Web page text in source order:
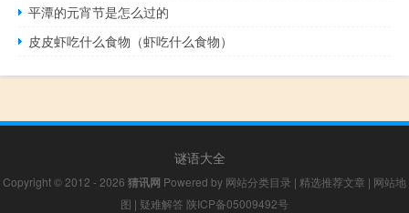
平潭的元宵节是怎么过的
皮皮虾吃什么食物（虾吃什么食物）
谜语大全
Copyright © 2012 - 2026 猜讯网 Powered by 网站分类目录 | 精选推荐文章 | 网站地
图 | 疑难解答 陕ICP备05009492号